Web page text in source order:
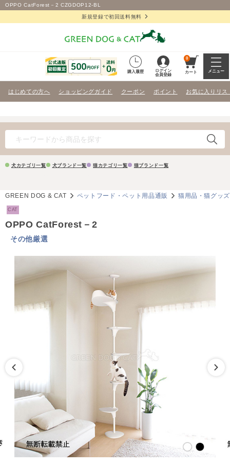
OPPO CatForest－2 CZGDOP12-BL
新規登録で初回送料無料
購入履歴
ログイン
会員登録
0
カート メニュー
はじめての方へ ショッピングガイド クーポン ポイント お気に入りリス
犬カテゴリ一覧 犬ブランド一覧 猫カテゴリ一覧 猫ブランド一覧
GREEN DOG & CAT ペットフード・ペット用品通販 猫用品・猫グッズ
CAT
OPPO CatForest－2
その他厳選